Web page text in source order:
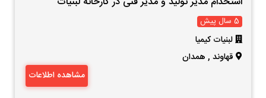
5 سال پیش
لبنیات کیمیا
قهاوند , همدان
مشاهده اطلاعات